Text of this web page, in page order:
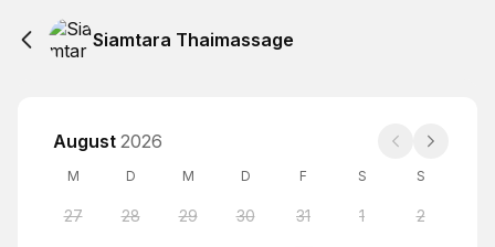
Siamtara Thaimassage
August 2026
M D M D F S S
27 28 29 30 31 1 2